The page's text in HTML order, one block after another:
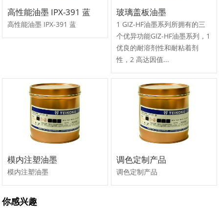
高性能油墨 IPX-391 蓝
高性能油墨 IPX-391 蓝
玻璃盖板油墨
1 GIZ-HF油墨系列所拥有的三
个优异功能GIZ-HF油墨系列，1
优良的耐溶剂性和耐粘着剂
性，2 高达因值...
模内注塑油墨
模内注塑油墨
调色定制产品
调色定制产品
你感兴趣